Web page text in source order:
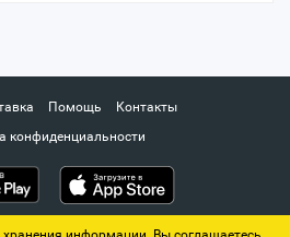
Помощь
Контакты
конфиденциальности